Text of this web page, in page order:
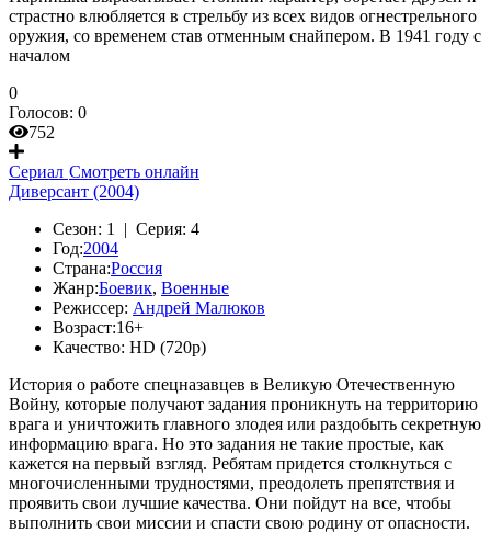
страстно влюбляется в стрельбу из всех видов огнестрельного
оружия, со временем став отменным снайпером. В 1941 году с
началом
0
Голосов: 0
752
Сериал Смотреть онлайн
Диверсант (2004)
Сезон: 1 | Серия: 4
Год:2004
Страна:Россия
Жанр:Боевик, Военные
Режиссер: Андрей Малюков
Возраст:16+
Качество: HD (720p)
История о работе спецназавцев в Великую Отечественную
Войну, которые получают задания проникнуть на территорию
врага и уничтожить главного злодея или раздобыть секретную
информацию врага. Но это задания не такие простые, как
кажется на первый взгляд. Ребятам придется столкнуться с
многочисленными трудностями, преодолеть препятствия и
проявить свои лучшие качества. Они пойдут на все, чтобы
выполнить свои миссии и спасти свою родину от опасности.